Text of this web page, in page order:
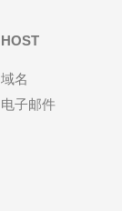
HOST
域名
电子邮件